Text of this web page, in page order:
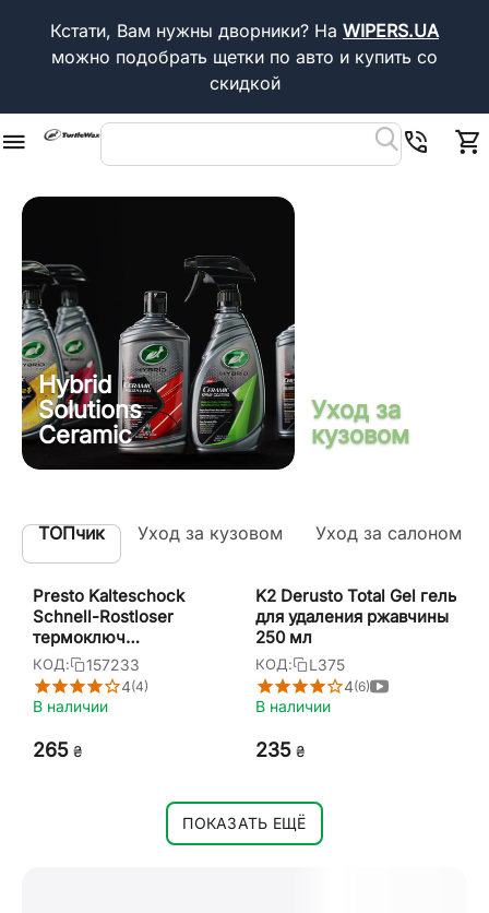
Кстати, Вам нужны дворники? На WIPERS.UA
можно подобрать щетки по авто и купить со
скидкой
Hybrid
Solutions
Ceramic
Уход за
кузовом
ТОПчик Уход за кузовом Уход за салоном
Presto Kalteschock
Schnell-Rostloser
термоключ
антикоррозийная смазка
для отвинчивания
резьбовых соединений
400 мл
КОД:
157233
4(4)
В наличии
‍265‍ ₴
K2 Derusto Total Gel гель
для удаления ржавчины
250 мл
КОД:
L375
4(6)
В наличии
‍235‍ ₴
ПОКАЗАТЬ ЕЩЁ